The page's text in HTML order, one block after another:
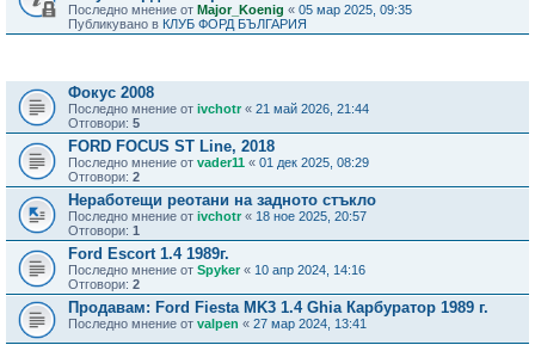
Последно мнение от Major_Koenig « 05 мар 2025, 09:35
Публикувано в КЛУБ ФОРД БЪЛГАРИЯ
Фокус 2008
Последно мнение от ivchotr « 21 май 2026, 21:44
Отговори: 5
FORD FOCUS ST Line, 2018
Последно мнение от vader11 « 01 дек 2025, 08:29
Отговори: 2
Неработещи реотани на задното стъкло
Последно мнение от ivchotr « 18 ное 2025, 20:57
Отговори: 1
Ford Escort 1.4 1989г.
Последно мнение от Spyker« 10 апр 2024, 14:16
Отговори: 2
Продавам: Ford Fiesta MK3 1.4 Ghia Карбуратор 1989 г.
Последно мнение от valpen « 27 мар 2024, 13:41